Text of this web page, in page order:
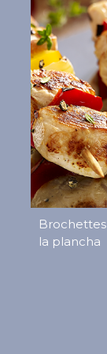
la plancha